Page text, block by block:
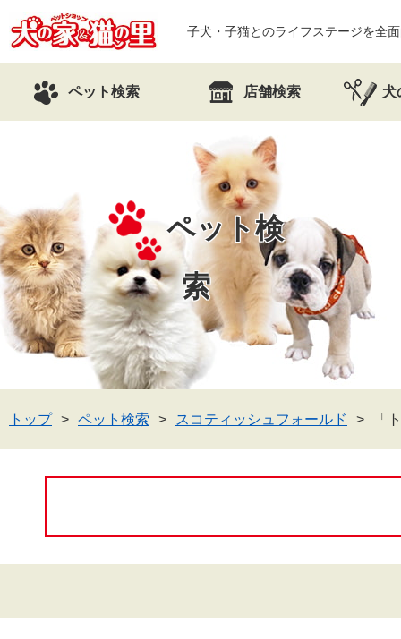
子犬・子猫とのライフステージを全
ペット検索 店舗検索 犬
ペット検
索
トップ ペット検索 スコティッシュフォールド 「